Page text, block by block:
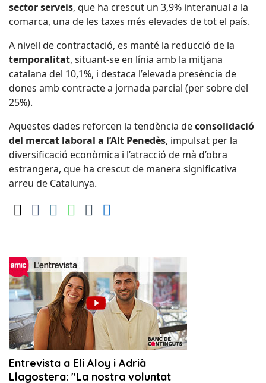
sector serveis, que ha crescut un 3,9% interanual a la
comarca, una de les taxes més elevades de tot el país.
A nivell de contractació, es manté la reducció de la
temporalitat, situant-se en línia amb la mitjana
catalana del 10,1%, i destaca l’elevada presència de
dones amb contracte a jornada parcial (per sobre del
25%).
Aquestes dades reforcen la tendència deconsolidació
del mercat laboral a l’Alt Penedès, impulsat per la
diversificació econòmica i l’atracció de mà d’obra
estrangera, que ha crescut de manera significativa
arreu de Catalunya.